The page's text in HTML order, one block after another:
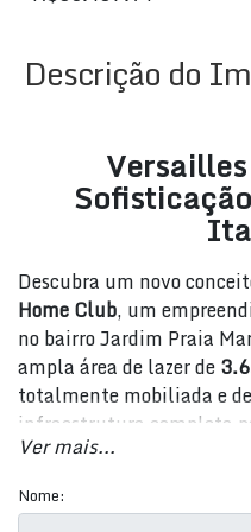
Descrição do
Descubra um novo
Home Club, um
no bairro Jardim Praia
ampla área de lazer de
totalmente mobiliada e
infraestrutura completa
desfrutarem de momentos
Destaques da
Ver mais...
Nome: